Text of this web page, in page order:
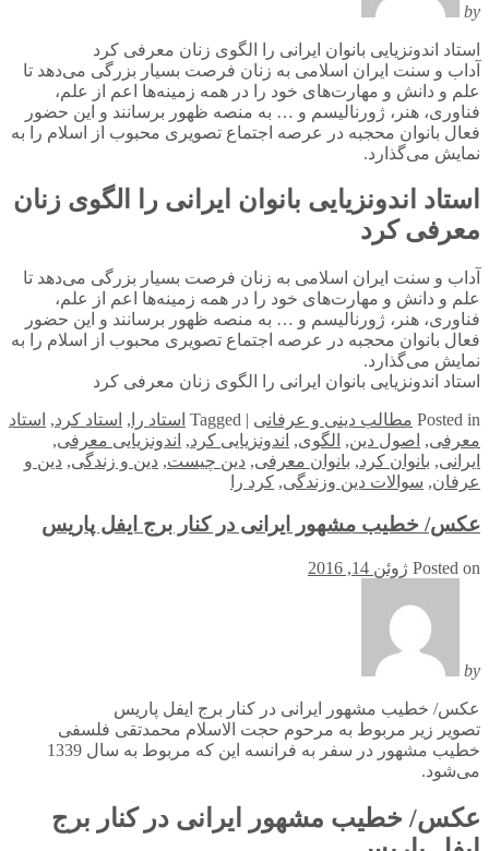
by
استاد اندونزیایی بانوان ایرانی را الگوی زنان معرفی کرد
آداب و سنت ایران اسلامی به زنان فرصت بسیار بزرگی می‌دهد تا
علم و دانش و مهارت‌های خود را در همه زمینه‌ها اعم از علم،
فناوری، هنر، ژورنالیسم و … به منصه ظهور برسانند و این حضور
فعال بانوان محجبه در عرصه اجتماع تصویری محبوب از اسلام را به
نمایش می‌گذارد.
استاد اندونزیایی بانوان ایرانی را الگوی زنان
معرفی کرد
آداب و سنت ایران اسلامی به زنان فرصت بسیار بزرگی می‌دهد تا
علم و دانش و مهارت‌های خود را در همه زمینه‌ها اعم از علم،
فناوری، هنر، ژورنالیسم و … به منصه ظهور برسانند و این حضور
فعال بانوان محجبه در عرصه اجتماع تصویری محبوب از اسلام را به
نمایش می‌گذارد.
استاد اندونزیایی بانوان ایرانی را الگوی زنان معرفی کرد
Posted in مطالب دینی و عرفانی |
Tagged استاد را , استاد کرد, استاد
معرفی, اصول دین, الگوی, اندونزیایی کرد, اندونزیایی معرفی,
ایرانی, بانوان کرد, بانوان معرفی, دین چیست, دین و زندگی, دین و
عرفان, سوالات دین وزندگی, کرد را
عکس/ خطیب مشهور ایرانی در کنار برج ایفل پاریس
Posted on ژوئن 14, 2016
by
عکس/ خطیب مشهور ایرانی در کنار برج ایفل پاریس
تصویر زیر مربوط به مرحوم حجت الاسلام محمدتقی فلسفی
خطیب مشهور در سفر به فرانسه این که مربوط به سال 1339
می‌شود.
عکس/ خطیب مشهور ایرانی در کنار برج